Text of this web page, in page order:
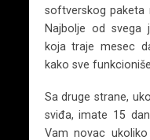
softverskog paketa
Najbolje od
koja traje mesec
kako sve
Sa druge strane,
sviđa, imate 15
Vam novac